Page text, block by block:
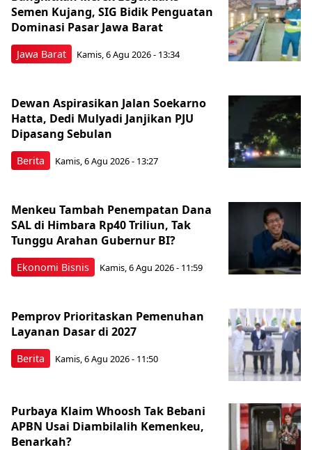
Jawa Barat
Semen Kujang, SIG Bidik Penguatan
Dominasi Pasar Jawa Barat
Kamis, 6 Agu 2026 - 13:34
Berita
Dewan Aspirasikan Jalan Soekarno
Hatta, Dedi Mulyadi Janjikan PJU
Dipasang Sebulan
Kamis, 6 Agu 2026 - 13:27
Ekonomi Bisnis
Menkeu Tambah Penempatan Dana
SAL di Himbara Rp40 Triliun, Tak
Tunggu Arahan Gubernur BI?
Kamis, 6 Agu 2026 - 11:59
Berita
Pemprov Prioritaskan Pemenuhan
Layanan Dasar di 2027
Kamis, 6 Agu 2026 - 11:50
Purbaya Klaim Whoosh Tak Bebani
APBN Usai Diambilalih Kemenkeu,
Benarkah?